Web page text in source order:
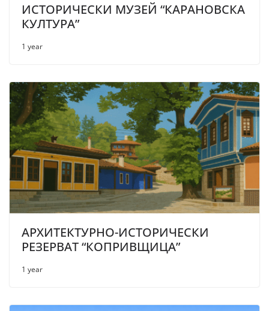
ИСТОРИЧЕСКИ МУЗЕЙ “КАРАНОВСКА
КУЛТУРА”
1 year
АРХИТЕКТУРНО-ИСТОРИЧЕСКИ
РЕЗЕРВАТ “КОПРИВЩИЦА”
1 year